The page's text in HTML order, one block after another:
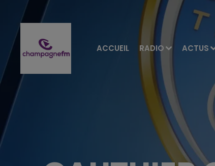
ACCUEIL RADIO ACTUS